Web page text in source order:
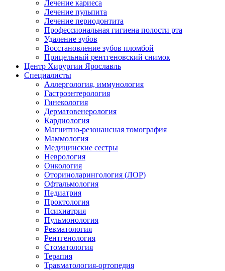
Лечение кариеса
Лечение пульпита
Лечение периодонтита
Профессиональная гигиена полости рта
Удаление зубов
Восстановление зубов пломбой
Прицельный рентгеновский снимок
Центр Хирургии Ярославль
Специалисты
Аллергология, иммунология
Гастроэнтерология
Гинекология
Дерматовенерология
Кардиология
Магнитно-резонансная томография
Маммология
Медицинские сестры
Неврология
Онкология
Оториноларингология (ЛОР)
Офтальмология
Педиатрия
Проктология
Психиатрия
Пульмонология
Ревматология
Рентгенология
Стоматология
Терапия
Травматология-ортопедия